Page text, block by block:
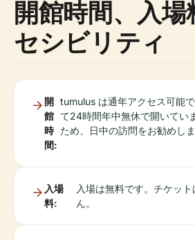
開館時間、入場
セシビリティ
開
館
時
間:
tumulus は通年アクセス可能
て24時間年中無休で開いてい
ため、日中の訪問をお勧めしま
入場
料:
入場は無料です。チケッ
ん。